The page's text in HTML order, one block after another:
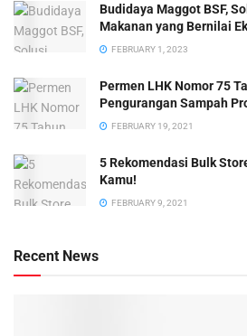
Budidaya Maggot BSF,
Makanan yang Bernilai
FEBRUARY 1, 2023
Permen LHK Nomor 75
Pengurangan Sampah
FEBRUARY 19, 2021
5 Rekomendasi Bulk
Kamu!
FEBRUARY 9, 2021
Recent News